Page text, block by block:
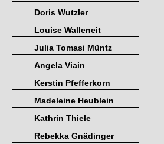
Doris Wutzler
Louise Walleneit
Julia Tomasi Müntz
Angela Viain
Kerstin Pfefferkorn
Madeleine Heublein
Kathrin Thiele
Rebekka Gnädinger